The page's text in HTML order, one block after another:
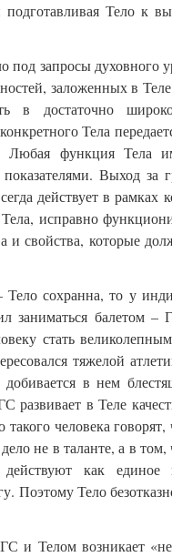
Тело к
под запросы духовного
заложенных в
в достаточно
Тела
Любая функция Тела
Выход за
действует в рамках
исправно
и свойства, которые
сохранна, то у
заниматься балетом –
стать
тяжелой
в нем
развивает в Теле
человека
не в таланте, а в
как
Поэтому Тело
и Телом возникает